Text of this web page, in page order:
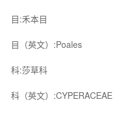
目:禾本目
目（英文）:Poales
科:莎草科
科（英文）:CYPERACEAE